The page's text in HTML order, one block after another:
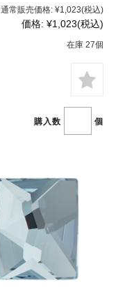
通常販売価格: ¥1,023(税込)
価格: ¥1,023(税込)
在庫 27個
購入数 個